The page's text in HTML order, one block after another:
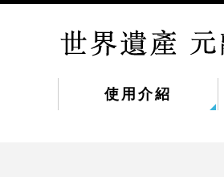
使用介紹